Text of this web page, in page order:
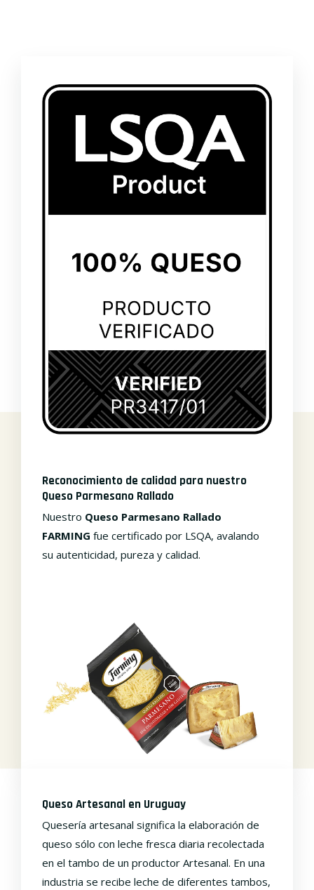
Reconocimiento de calidad para nuestro
Queso Parmesano Rallado
Nuestro Queso Parmesano Rallado
FARMING fue certificado por LSQA, avalando
su autenticidad, pureza y calidad.
Queso Artesanal en Uruguay
Quesería artesanal significa la elaboración de
queso sólo con leche fresca diaria recolectada
en el tambo de un productor Artesanal. En una
industria se recibe leche de diferentes tambos,